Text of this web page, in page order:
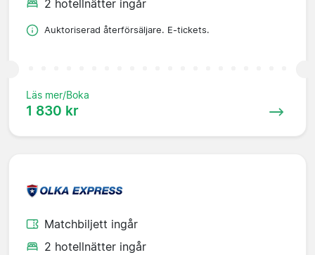
2 hotellnätter ingår
Auktoriserad återförsäljare. E-tickets.
Läs mer/Boka
1 830 kr
Matchbiljett ingår
2 hotellnätter ingår